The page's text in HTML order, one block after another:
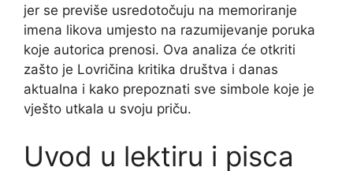
jer se previše usredotočuju na memoriranje
imena likova umjesto na razumijevanje poruka
koje autorica prenosi. Ova analiza će otkriti
zašto je Lovričina kritika društva i danas
aktualna i kako prepoznati sve simbole koje je
vješto utkala u svoju priču.
Uvod u lektiru i pisca